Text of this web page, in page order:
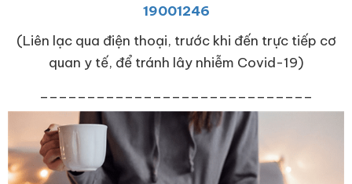
19001246
(Liên lạc qua điện thoại, trước khi đến trực tiếp cơ
quan y tế, để tránh lây nhiễm Covid-19)